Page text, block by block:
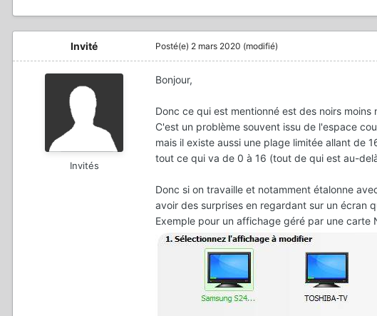
Invité
Invités
Posté(e) 2 mars 2020 (modifié)
Bonjour,
Donc ce qui est mentionné est des noirs moins
C'est un problème souvent issu de l'espace
mais il existe aussi une plage limitée allant de
tout ce qui va de 0 à 16 (tout de qui est au-
Donc si on travaille et notamment étalonne
avoir des surprises en regardant sur un écran
Exemple pour un affichage géré par une carte